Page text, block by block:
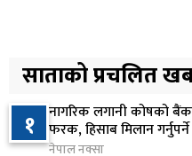
५
बजेट शेखरद्धारा लिन
२ दिन अघि
रूकुम पश्चिममा
ठक्कर दिँदा किशोरको
साताको प्रचलित
१ नागरिक लगानी कोषको
फरक, हिसाब मिलान गर्नुपर्ने
नेपाल नक्सा